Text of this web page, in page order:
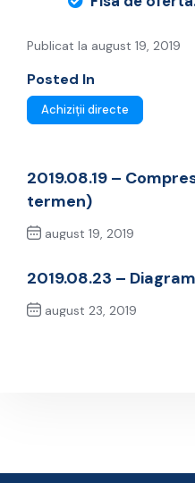
Publicat la august 19, 2019
Posted In
Achiziții directe
2019.08.19 –
termen)
august 19, 2019
2019.08.23 –
august 23, 2019